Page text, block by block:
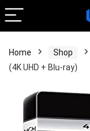
Home Shop
(4K UHD + Blu-ray)